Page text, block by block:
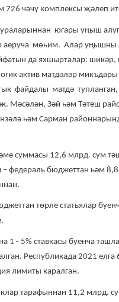
726 чәчү комплексы җәлеп
югары уңыш
аеруча мөһим. Алар уңышны
да яхшырталар: шикәр,
актив матдәләр микъдары
файдалы матдә тупланган,
Мәсәлән, Зәй һәм Тәтеш
һәм Сарман
суммасы 12,6 млрд. сум
– федераль бюджеттан һәм
төрле статьялар
1 - 5% ставкасы буенча
Республикада 2021
лимиты каралган.
тарафыннан 11,2 млрд.